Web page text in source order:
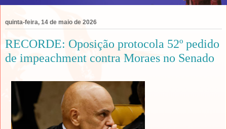
quinta-feira, 14 de maio de 2026
RECORDE: Oposição protocola 52º pedido
de impeachment contra Moraes no Senado